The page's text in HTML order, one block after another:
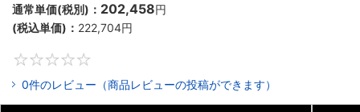
通常単価(税別)： 202,458円
(税込単価)： 222,704円
0件のレビュー（商品レビューの投稿ができます）